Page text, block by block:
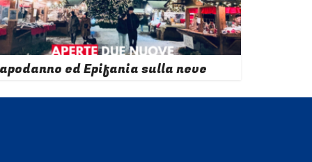
ed Epifania sulla neve